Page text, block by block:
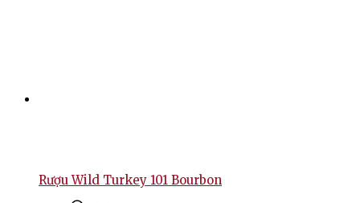
Rượu Wild Turkey 101 Bourbon